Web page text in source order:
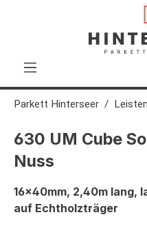
Parkett Hinterseer Leisten
630 UM Cube
Nuss
16x40mm, 2,40m lang,
auf Echtholzträger